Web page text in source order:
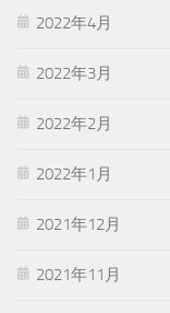
2022年4月
2022年3月
2022年2月
2022年1月
2021年12月
2021年11月